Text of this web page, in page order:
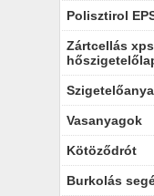
Polisztirol
Zártcellás xps
Vasanyagok
Kötöződrót
Burkolás